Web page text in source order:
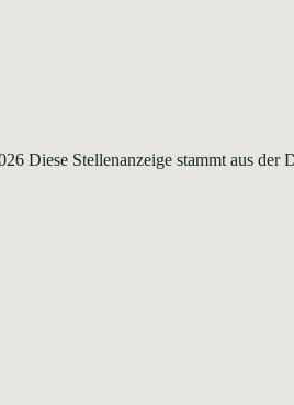
Diese Stellenanzeige stammt aus